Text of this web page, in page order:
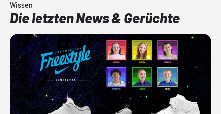
Wissen
Die letzten News & Gerüchte